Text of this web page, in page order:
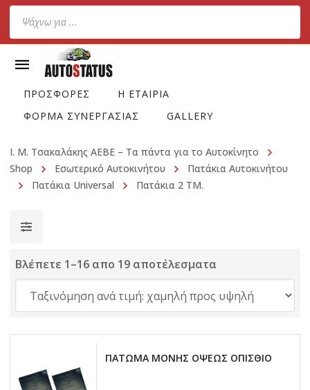
Products
search
ΠΡΟΣΦΟΡΕΣ
Η ΕΤΑΙΡΙΑ
ΦΟΡΜΑ ΣΥΝΕΡΓΑΣΙΑΣ
GALLERY
Ι. Μ. Τσακαλάκης ΑΕΒΕ – Τα πάντα για το Αυτοκίνητο
Shop
Εσωτερικό Αυτοκινήτου
Πατάκια Αυτοκινήτου
Πατάκια Universal
Πατάκια 2 ΤΜ.
Βλέπετε 1–16 απο 19 αποτέλεσματα
ΠΑΤΩΜΑ ΜΟΝΗΣ ΟΨΕΩΣ ΟΠΙΣΘΙΟ